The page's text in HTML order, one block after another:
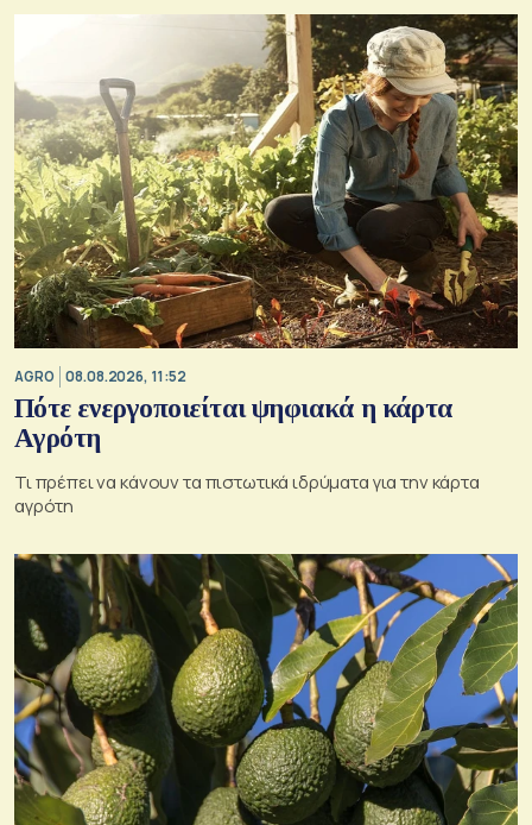
AGRO 08.08.2026, 11:52
Πότε ενεργοποιείται ψηφιακά η κάρτα
Αγρότη
Τι πρέπει να κάνουν τα πιστωτικά ιδρύματα για την κάρτα
αγρότη